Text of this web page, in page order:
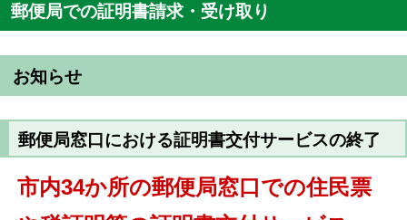
郵便局での証明書請求・受け取り
お知らせ
郵便局窓口における証明書交付サービスの終了
市内34か所の郵便局窓口での住民票